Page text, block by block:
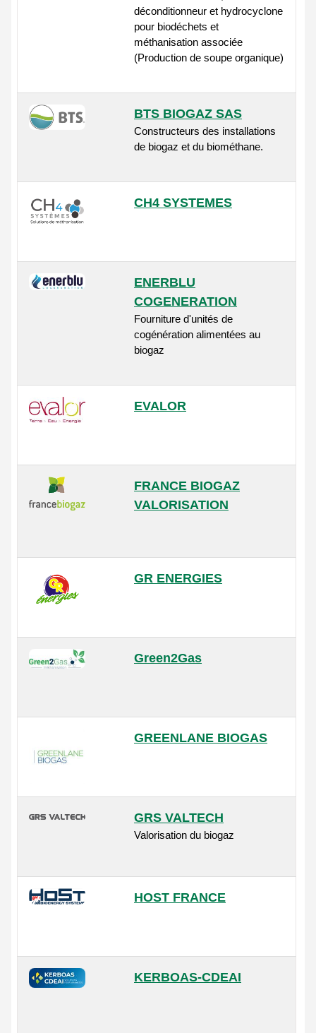
déconditionneur et hydrocyclone
pour biodéchets et
méthanisation associée
(Production de soupe organique)
BTS BIOGAZ SAS
Constructeurs des installations
de biogaz et du biométhane.
CH4 SYSTEMES
ENERBLU
COGENERATION
Fourniture d'unités de
cogénération alimentées au
biogaz
EVALOR
FRANCE BIOGAZ
VALORISATION
GR ENERGIES
Green2Gas
GREENLANE BIOGAS
GRS VALTECH
Valorisation du biogaz
HOST FRANCE
KERBOAS-CDEAI